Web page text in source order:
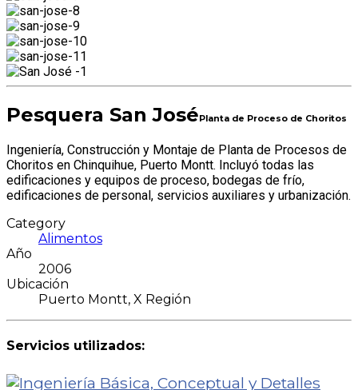
Pesquera San JoséPlanta de Proceso de Choritos
Ingeniería, Construcción y Montaje de Planta de Procesos de
Choritos en Chinquihue, Puerto Montt. Incluyó todas las
edificaciones y equipos de proceso, bodegas de frío,
edificaciones de personal, servicios auxiliares y urbanización.
Category
Alimentos
Año
2006
Ubicación
Puerto Montt, X Región
Servicios utilizados: